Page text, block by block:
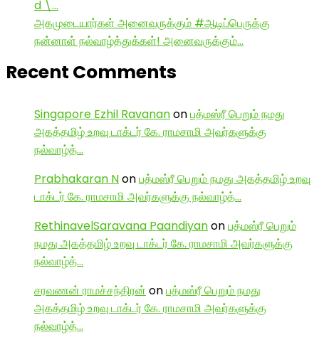
d \…
அகமுடையார்கள் அனைவருக்கும் #ஆடிப்பெருக்கு
நன்னாள் நல்வாழ்த்துக்கள்! அனைவருக்கும்…
Recent Comments
Singapore Ezhil Ravananonபத்மஸ்ரீ பெறும் நமது
அகத்தமிழ் உறவு டாக்டர் கே. ராமசாமி அவர்களுக்கு
நல்வாழ்த்…
Prabhakaran Nonபத்மஸ்ரீ பெறும் நமது அகத்தமிழ் உறவு
டாக்டர் கே. ராமசாமி அவர்களுக்கு நல்வாழ்த்…
RethinavelSaravana Paandiyanonபத்மஸ்ரீ பெறும்
நமது அகத்தமிழ் உறவு டாக்டர் கே. ராமசாமி அவர்களுக்கு
நல்வாழ்த்…
சரவணன் ராமச்சந்திரன் onபத்மஸ்ரீ பெறும் நமது
அகத்தமிழ் உறவு டாக்டர் கே. ராமசாமி அவர்களுக்கு
நல்வாழ்த்…